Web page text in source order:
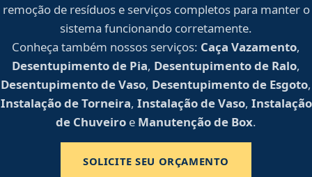
remoção de resíduos e serviços completos para manter o
sistema funcionando corretamente.
Conheça também nossos serviços: Caça Vazamento,
Desentupimento de Pia, Desentupimento de Ralo,
Desentupimento de Vaso, Desentupimento de Esgoto,
Instalação de Torneira, Instalação de Vaso, Instalação
de Chuveiro e Manutenção de Box.
SOLICITE SEU ORÇAMENTO